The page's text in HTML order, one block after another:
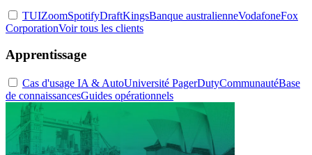
TUIZoomSpotifyDraftKingsBanque australienneVodafoneFox
CorporationVoir tous les clients
Apprentissage
Cas d'usage IA & AutoUniversité PagerDutyCommunautéBase
de connaissancesGuides opérationnels